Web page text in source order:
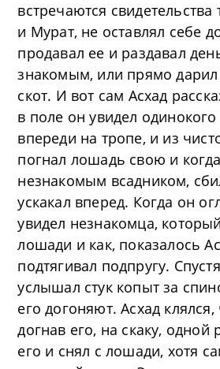
встречаются свидетельства
и Мурат, не оставлял себе
продавал ее и раздавал
знакомым, или прямо
скот. И вот сам Асхад
в поле он увидел одинокого
впереди на тропе, и из
погнал лошадь свою и
незнакомым всадником,
ускакал вперед. Когда он
увидел незнакомца,
лошади и как, показалось
подтягивал подпругу.
услышал стук копыт за
его догоняют. Асхад
догнав его, на скаку, одной
его и снял с лошади, хотя